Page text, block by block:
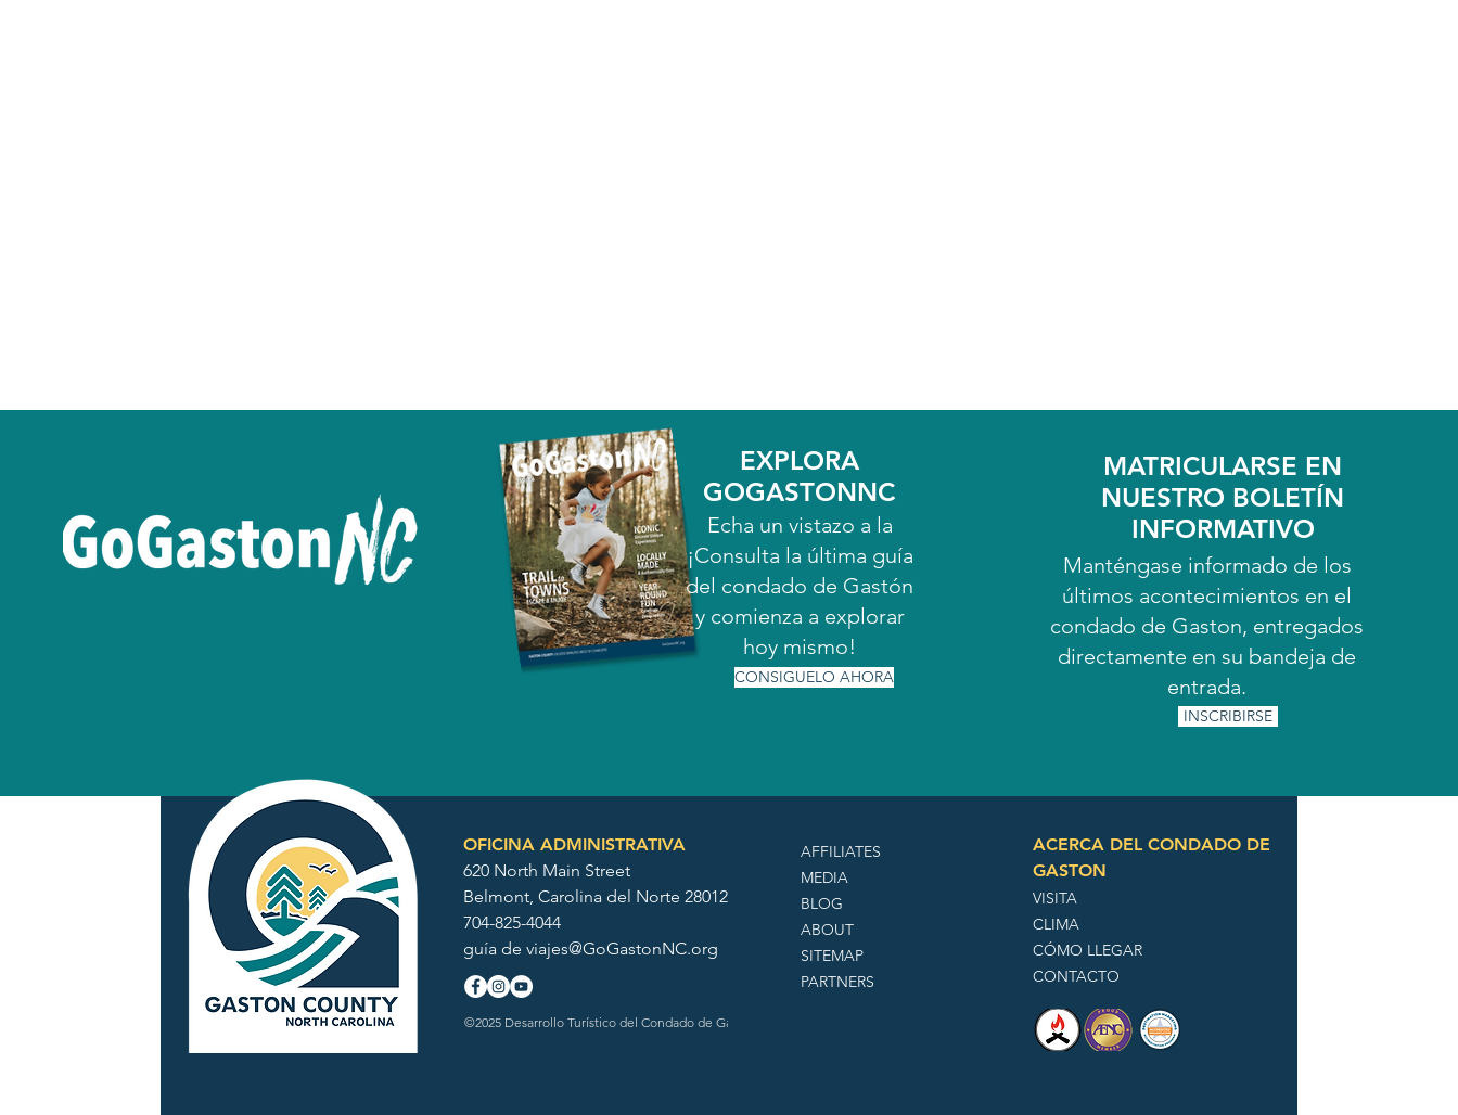
EXPLORA
GOGASTONNC
Echa un vistazo a la
¡Consulta la última guía
del condado de Gastón
y comienza a explorar
hoy mismo!
CONSIGUELO AHORA
MATRICULARSE EN
NUESTRO BOLETÍN
INFORMATIVO
Manténgase informado de los
últimos acontecimientos en el
condado de Gaston, entregados
directamente en su bandeja de
entrada.
INSCRIBIRSE
OFICINA ADMINISTRATIVA
620 North Main Street
Belmont, Carolina del Norte 28012
704-825-4044
guía de viajes@GoGastonNC.org
©2025 Desarrollo Turístico del Condado de Gaston
AFFILIATES
MEDIA
BLOG
ABOUT
SITEMAP
PARTNERS
ACERCA DEL CONDADO DE
GASTON
VISITA
CLIMA
CÓMO LLEGAR
CONTACTO